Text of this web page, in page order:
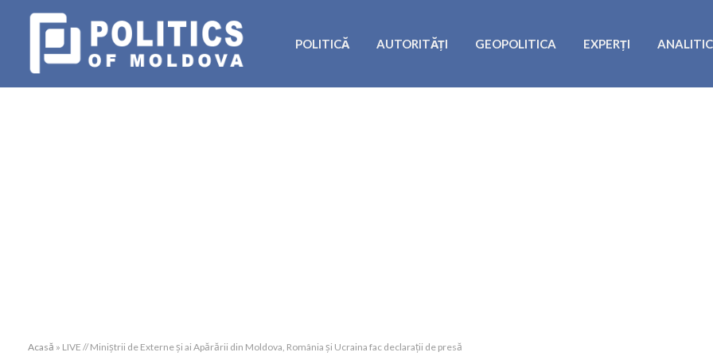
POLITICĂ AUTORITĂȚI GEOPOLITICA EXPERȚI
Acasă » LIVE // Miniștrii de Externe și ai Apărării din Moldova, România și Ucraina fac declarații de presă